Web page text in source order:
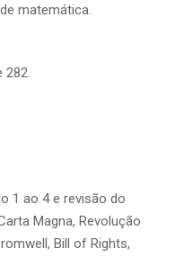
matemática.
1 ao 4 e revisão do
Magna, Revolução
Bill of Rights,